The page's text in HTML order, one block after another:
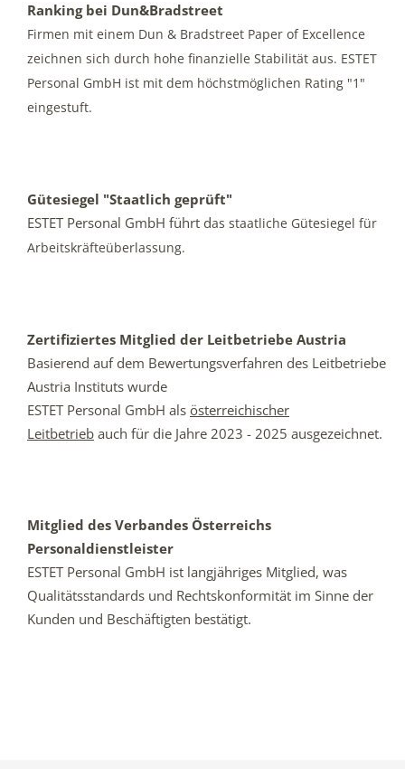
Ranking bei Dun&Bradstreet
Firmen mit einem Dun & Bradstreet Paper of Excellence
zeichnen sich durch hohe finanzielle Stabilität aus. ESTET
Personal GmbH ist mit dem höchstmöglichen Rating "1"
eingestuft.
Gütesiegel "Staatlich geprüft"
ESTET Personal GmbH führt das staatliche Gütesiegel für
Arbeitskräfteüberlassung.
Zertifiziertes Mitglied der Leitbetriebe Austria
Basierend auf dem Bewertungsverfahren des Leitbetriebe
Austria Instituts wurde
ESTET Personal GmbH als österreichischer
Leitbetrieb auch für die Jahre 2023 - 2025 ausgezeichnet.
Mitglied des Verbandes Österreichs
Personaldienstleister
ESTET Personal GmbH ist langjähriges Mitglied, was
Qualitätsstandards und Rechtskonformität im Sinne der
Kunden und Beschäftigten bestätigt.